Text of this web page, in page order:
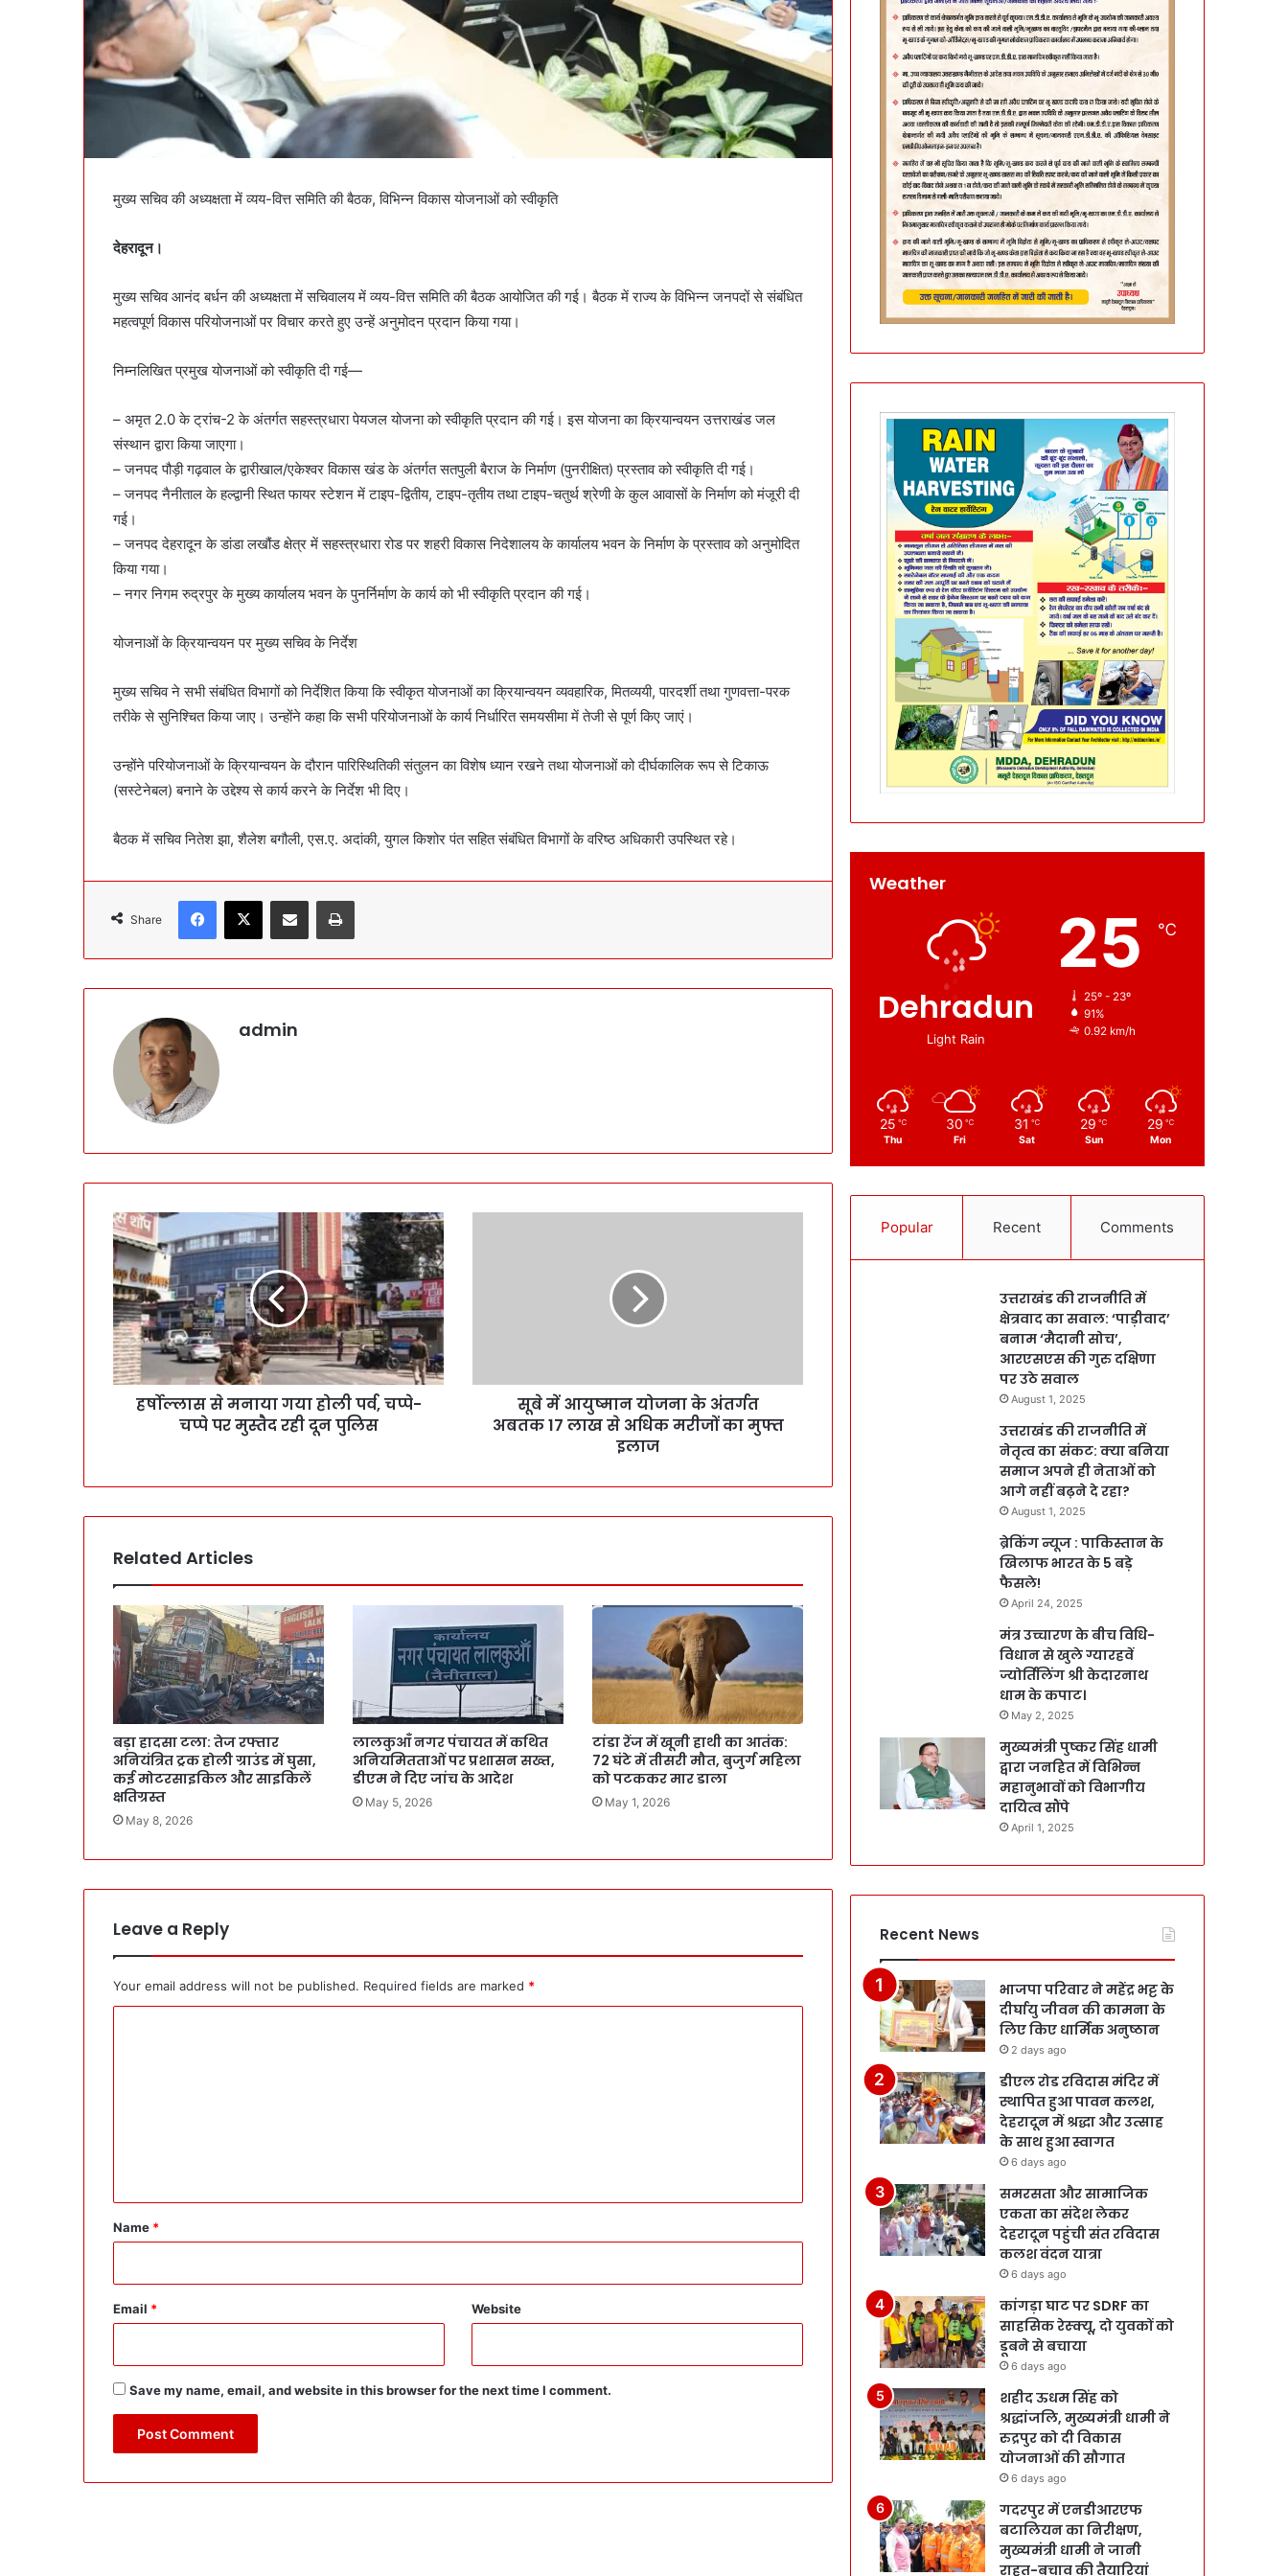
मुख्य सचिव की अध्यक्षता में व्यय-वित्त समिति की बैठक, विभिन्न विकास योजनाओं को स्वीकृति
देहरादून।
मुख्य सचिव आनंद बर्धन की अध्यक्षता में सचिवालय में व्यय-वित्त समिति की बैठक आयोजित की गई। बैठक में राज्य के विभिन्न जनपदों से संबंधित
महत्वपूर्ण विकास परियोजनाओं पर विचार करते हुए उन्हें अनुमोदन प्रदान किया गया।
निम्नलिखित प्रमुख योजनाओं को स्वीकृति दी गई—
– अमृत 2.0 के ट्रांच-2 के अंतर्गत सहस्त्रधारा पेयजल योजना को स्वीकृति प्रदान की गई। इस योजना का क्रियान्वयन उत्तराखंड जल
संस्थान द्वारा किया जाएगा।
– जनपद पौड़ी गढ़वाल के द्वारीखाल/एकेश्वर विकास खंड के अंतर्गत सतपुली बैराज के निर्माण (पुनरीक्षित) प्रस्ताव को स्वीकृति दी गई।
– जनपद नैनीताल के हल्द्वानी स्थित फायर स्टेशन में टाइप-द्वितीय, टाइप-तृतीय तथा टाइप-चतुर्थ श्रेणी के कुल आवासों के निर्माण को मंजूरी दी
गई।
– जनपद देहरादून के डांडा लखौंड क्षेत्र में सहस्त्रधारा रोड पर शहरी विकास निदेशालय के कार्यालय भवन के निर्माण के प्रस्ताव को अनुमोदित
किया गया।
– नगर निगम रुद्रपुर के मुख्य कार्यालय भवन के पुनर्निर्माण के कार्य को भी स्वीकृति प्रदान की गई।
योजनाओं के क्रियान्वयन पर मुख्य सचिव के निर्देश
मुख्य सचिव ने सभी संबंधित विभागों को निर्देशित किया कि स्वीकृत योजनाओं का क्रियान्वयन व्यवहारिक, मितव्ययी, पारदर्शी तथा गुणवत्ता-परक
तरीके से सुनिश्चित किया जाए। उन्होंने कहा कि सभी परियोजनाओं के कार्य निर्धारित समयसीमा में तेजी से पूर्ण किए जाएं।
उन्होंने परियोजनाओं के क्रियान्वयन के दौरान पारिस्थितिकी संतुलन का विशेष ध्यान रखने तथा योजनाओं को दीर्घकालिक रूप से टिकाऊ
(सस्टेनेबल) बनाने के उद्देश्य से कार्य करने के निर्देश भी दिए।
बैठक में सचिव नितेश झा, शैलेश बगौली, एस.ए. अदांकी, युगल किशोर पंत सहित संबंधित विभागों के वरिष्ठ अधिकारी उपस्थित रहे।
Share
admin
हर्षोल्लास से मनाया गया होली पर्व, चप्पे-
चप्पे पर मुस्तैद रही दून पुलिस
सूबे में आयुष्मान योजना के अंतर्गत
अबतक 17 लाख से अधिक मरीजों का मुफ्त
इलाज
Related Articles
बड़ा हादसा टला: तेज रफ्तार
अनियंत्रित ट्रक होली ग्राउंड में घुसा,
कई मोटरसाइकिल और साइकिलें
क्षतिग्रस्त
May 8, 2026
लालकुआँ नगर पंचायत में कथित
अनियमितताओं पर प्रशासन सख्त,
डीएम ने दिए जांच के आदेश
May 5, 2026
टांडा रेंज में खूनी हाथी का आतंक:
72 घंटे में तीसरी मौत, बुजुर्ग महिला
को पटककर मार डाला
May 1, 2026
Leave a Reply
Your email address will not be published. Required fields are marked *
*
Name *
Email * Website
Save my name, email, and website in this browser for the next time I comment.
Weather
Dehradun
Light Rain
25 ℃
25º - 23º
91%
0.92 km/h
25 ℃
Thu
30 ℃
Fri
31 ℃
Sat
29 ℃
Sun
29 ℃
Mon
Popular Recent Comments
उत्तराखंड की राजनीति में
क्षेत्रवाद का सवाल: ‘पाड़ीवाद’
बनाम ‘मैदानी सोच’,
आरएसएस की गुरु दक्षिणा
पर उठे सवाल
August 1, 2025
उत्तराखंड की राजनीति में
नेतृत्व का संकट: क्या बनिया
समाज अपने ही नेताओं को
आगे नहीं बढ़ने दे रहा?
August 1, 2025
ब्रेकिंग न्यूज : पाकिस्तान के
खिलाफ भारत के 5 बड़े
फैसले!
April 24, 2025
मंत्र उच्चारण के बीच विधि-
विधान से खुले ग्यारहवें
ज्योर्तिलिंग श्री केदारनाथ
धाम के कपाट।
May 2, 2025
मुख्यमंत्री पुष्कर सिंह धामी
द्वारा जनहित में विभिन्न
महानुभावों को विभागीय
दायित्व सौंपे
April 1, 2025
Recent News
भाजपा परिवार ने महेंद्र भट्ट के
दीर्घायु जीवन की कामना के
लिए किए धार्मिक अनुष्ठान
2 days ago
डीएल रोड रविदास मंदिर में
स्थापित हुआ पावन कलश,
देहरादून में श्रद्धा और उत्साह
के साथ हुआ स्वागत
6 days ago
समरसता और सामाजिक
एकता का संदेश लेकर
देहरादून पहुंची संत रविदास
कलश वंदन यात्रा
6 days ago
कांगड़ा घाट पर SDRF का
साहसिक रेस्क्यू, दो युवकों को
डूबने से बचाया
6 days ago
शहीद ऊधम सिंह को
श्रद्धांजलि, मुख्यमंत्री धामी ने
रुद्रपुर को दी विकास
योजनाओं की सौगात
6 days ago
गदरपुर में एनडीआरएफ
बटालियन का निरीक्षण,
मुख्यमंत्री धामी ने जानी
राहत-बचाव की तैयारियां